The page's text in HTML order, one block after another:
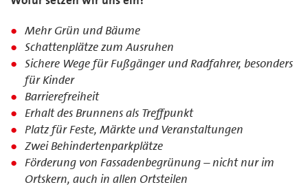
Mehr Grün und Bäume
Schattenplätze zum Ausruhen
Sichere Wege für Fußgänger und Radfahrer, besonders
für Kinder
Barrierefreiheit
Erhalt des Brunnens als Treffpunkt
Platz für Feste, Märkte und Veranstaltungen
Zwei Behindertenparkplätze
Förderung von Fassadenbegrünung – nicht nur im
Ortskern, auch in allen Ortsteilen